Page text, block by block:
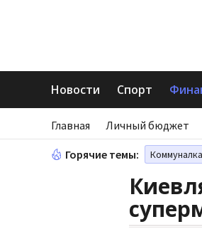
Новости Спорт
Главная Личный бюджет
Горячие темы: Коммуналка